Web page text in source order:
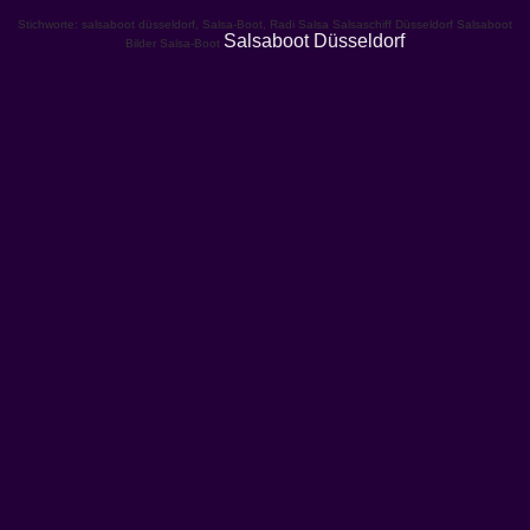
Stichworte: salsaboot düsseldorf, Salsa-Boot, Radi Salsa Salsaschiff Düsseldorf Salsaboot
Bilder Salsa-Boot Salsaboot Düsseldorf